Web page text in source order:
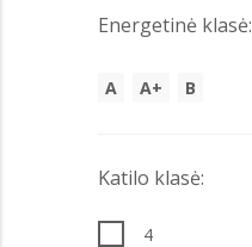
Energetinė klasė:
A A+ B
Katilo klasė:
4